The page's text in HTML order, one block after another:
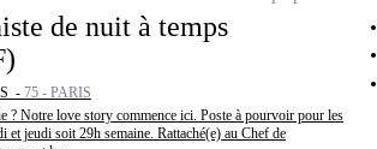
de nuit à temps
- 75 - PARIS
? Notre love story commence ici. Poste à pourvoir pour les
et jeudi soit 29h semaine. Rattaché(e) au Chef de